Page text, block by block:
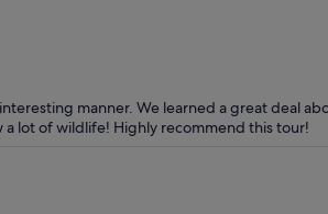
reisende
manner. We learned a great deal
a lot of wildlife! Highly recommend this tour!